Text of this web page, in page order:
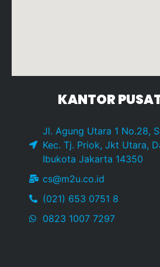
KANTOR
Jl. Agung Utara 1 No.28,
Kec. Tj. Priok, Jkt Utara,
Ibukota Jakarta 14350
cs@m2u.co.id
(021) 653 0751 8
0823 1007 7297